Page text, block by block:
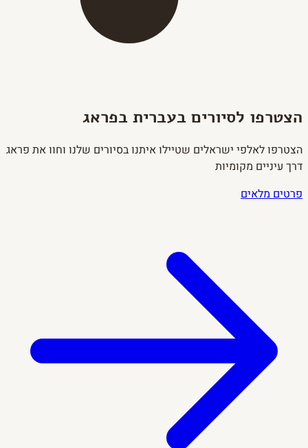
הצטרפו לסיורים בעברית בפראג
הצטרפו לאלפי ישראלים שטיילו איתנו בסיורים שלנו וחוו את פראג
דרך עיניים מקומיות
פרטים מלאים